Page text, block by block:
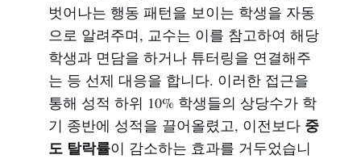
벗어나는 행동 패턴을 보이는 학생을 자동
으로 알려주며, 교수는 이를 참고하여 해당
학생과 면담을 하거나 튜터링을 연결해주
는 등 선제 대응을 합니다. 이러한 접근을
통해 성적 하위 10% 학생들의 상당수가 학
기 종반에 성적을 끌어올렸고, 이전보다 중
도 탈락률이 감소하는 효과를 거두었습니